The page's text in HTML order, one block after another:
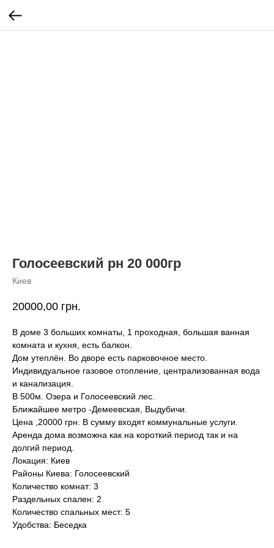
Голосеевский рн 20 000гр
Киев
20000,00 грн.
В доме 3 больших комнаты, 1 проходная, большая ванная
комната и кухня, есть балкон.
Дом утеплён. Во дворе есть парковочное место.
Индивидуальное газовое отопление, централизованная вода
и канализация.
В 500м. Озера и Голосеевский лес.
Ближайшее метро -Демеевская, Выдубичи.
Цена ,20000 грн. В сумму входят коммунальные услуги.
Аренда дома возможна как на короткий период так и на
долгий период.
Локация: Киев
Районы Киева: Голосеевский
Количество комнат: 3
Раздельных спален: 2
Количество спальных мест: 5
Удобства: Беседка